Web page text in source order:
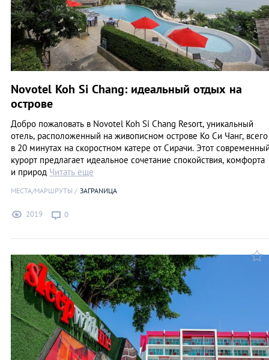
Novotel Koh Si Chang: идеальный отдых на
острове
Добро пожаловать в Novotel Koh Si Chang Resort, уникальный
отель, расположенный на живописном острове Ко Си Чанг, всего
в 20 минутах на скоростном катере от Сирачи. Этот
курорт предлагает идеальное сочетание спокойствия, комфорта
и природ Читать еще
МЕСТА/МАРШРУТЫ ЗАГРАNИЦА
2019 0